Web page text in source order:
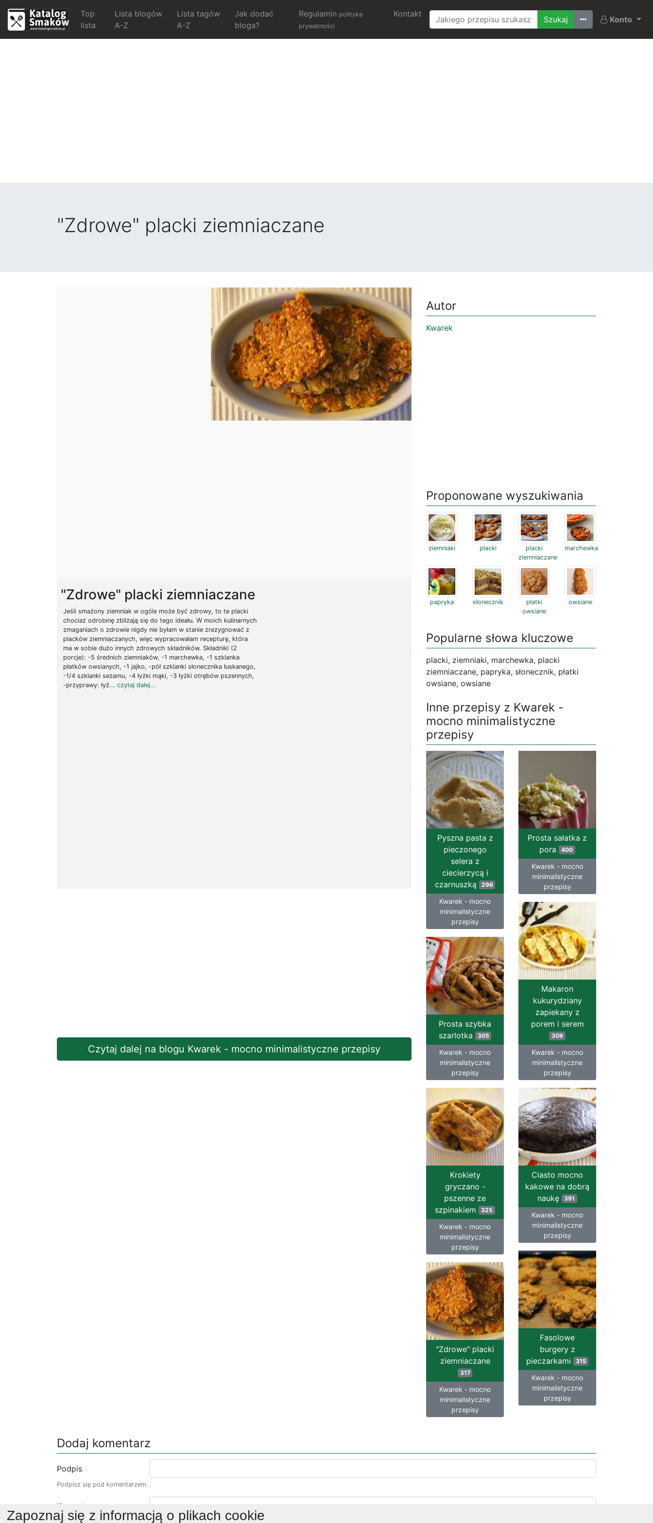
Top
lista
Lista blogów
A-Z
Lista tagów
A-Z
Jak dodać
bloga?
Regulamin polityka
prywatności
Kontakt
Ostatnio szukane
Konto
"Zdrowe" placki ziemniaczane
"Zdrowe" placki ziemniaczane
Jeśli smażony ziemniak w ogóle może być zdrowy, to te placki
chociaż odrobinę zbliżają się do tego ideału. W moich kulinarnych
zmaganiach o zdrowie nigdy nie byłam w stanie zrezygnować z
placków ziemniaczanych, więc wypracowałam recepturę, która
ma w sobie dużo innych zdrowych składników. Składniki (2
porcje): -5 średnich ziemniaków, -1 marchewka, -1 szklanka
płatków owsianych, -1 jajko, -pół szklanki słonecznika łuskanego,
-1/4 szklanki sezamu, -4 łyżki mąki, -3 łyżki otrębów pszennych,
-przyprawy: łyż... czytaj dalej...
Czytaj dalej na blogu Kwarek - mocno minimalistyczne przepisy
Autor
Kwarek
Proponowane wyszukiwania
ziemniaki placki
placki
ziemniaczane
marchewka
papryka słonecznik
płatki
owsiane
owsiane
Popularne słowa kluczowe
placki, ziemniaki, marchewka, placki
ziemniaczane, papryka, słonecznik, płatki
owsiane, owsiane
Inne przepisy z Kwarek -
mocno minimalistyczne
przepisy
Pyszna pasta z
pieczonego
selera z
ciecierzycą i
czarnuszką
296
Kwarek - mocno
minimalistyczne
przepisy
Prosta sałatka z
pora 400
Kwarek - mocno
minimalistyczne
przepisy
Makaron
kukurydziany
zapiekany z
porem i serem
309
Kwarek - mocno
minimalistyczne
przepisy
Prosta szybka
szarlotka
305
Kwarek - mocno
minimalistyczne
przepisy
Krokiety
gryczano -
pszenne ze
szpinakiem 325
Kwarek - mocno
minimalistyczne
przepisy
Ciasto mocno
kakowe na dobrą
naukę 391
Kwarek - mocno
minimalistyczne
przepisy
Fasolowe
burgery z
pieczarkami
315
Kwarek - mocno
minimalistyczne
przepisy
"Zdrowe" placki
ziemniaczane
317
Kwarek - mocno
minimalistyczne
przepisy
Dodaj komentarz
Podpis
Podpisz się pod komentarzem.
Komentarz
Zapoznaj się z informacją o plikach cookie